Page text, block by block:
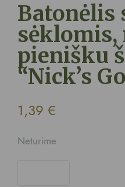
Batonėlis
pienišku
“Nick’s
1,39 €
Neturime